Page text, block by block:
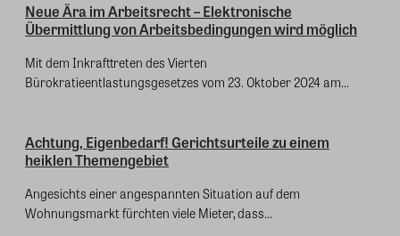
Neue Ära im Arbeitsrecht – Elektronische
Übermittlung von Arbeitsbedingungen wird möglich
Mit dem Inkrafttreten des Vierten
Bürokratieentlastungsgesetzes vom 23. Oktober 2024 am...
Achtung, Eigenbedarf! Gerichtsurteile zu einem
heiklen Themengebiet
Angesichts einer angespannten Situation auf dem
Wohnungsmarkt fürchten viele Mieter, dass...